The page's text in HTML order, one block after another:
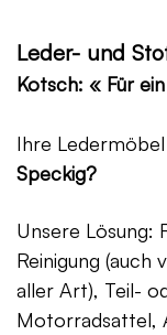
Leder- und
Kotsch: « Für
Ihre Ledermöbel
Speckig?
Unsere Lösung:
Reinigung (auch
aller Art), Teil-
Motorradsattel,